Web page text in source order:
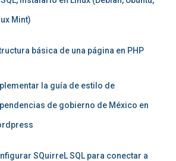
Mint)
básica de una página en PHP
la guía de estilo de
de gobierno de México en
SQuirreL SQL para conectar a